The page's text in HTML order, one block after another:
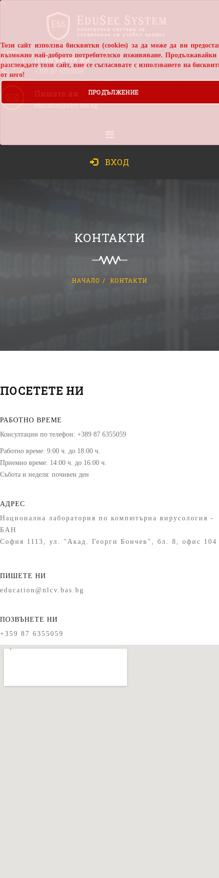
Този сайт използва бисквитки (cookies) за да може да ви
възможно най-доброто потребителско изживяване. Продължавайки
разглеждате този сайт, вие се съгласявате с използването на
от него!
ПРОДЪЛЖЕНИЕ
Позвънете ни
education@nlcv.bas.bg
ВХОД
КОНТАКТИ
НАЧАЛО КОНТАКТИ
ПОСЕТЕТЕ НИ
РАБОТНО ВРЕМЕ
Консултации по телефон: +389 87 6355059
Работно време: 9:00 ч. до 18:00 ч.
Приемно време: 14:00 ч. до 16:00 ч.
Събота и неделя: почивен ден
АДРЕС
Национална лаборатория по компютърна вирусология -
БАН
София 1113, ул. "Акад. Георги Бончев", бл. 8, офис 104
ПИШЕТЕ НИ
education@nlcv.bas.bg
ПОЗВЪНЕТЕ НИ
+359 87 6355059